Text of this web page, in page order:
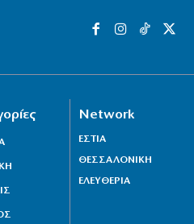
Network
ΕΣΤΙΑ
ΘΕΣΣΑΛΟΝΙΚΗ
ΕΛΕΥΘΕΡΙΑ